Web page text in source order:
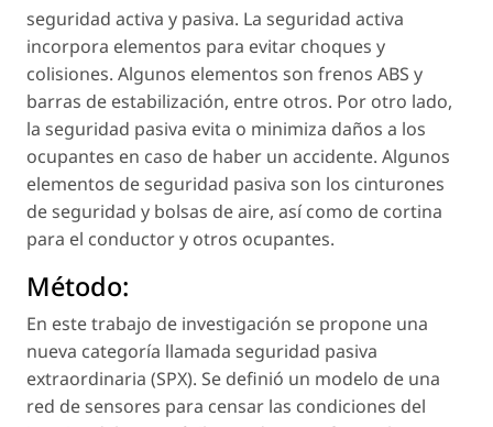
seguridad activa y pasiva. La seguridad activa
incorpora elementos para evitar choques y
colisiones. Algunos elementos son frenos ABS y
barras de estabilización, entre otros. Por otro lado,
la seguridad pasiva evita o minimiza daños a los
ocupantes en caso de haber un accidente. Algunos
elementos de seguridad pasiva son los cinturones
de seguridad y bolsas de aire, así como de cortina
para el conductor y otros ocupantes.
Método:
En este trabajo de investigación se propone una
nueva categoría llamada seguridad pasiva
extraordinaria (SPX). Se definió un modelo de una
red de sensores para censar las condiciones del